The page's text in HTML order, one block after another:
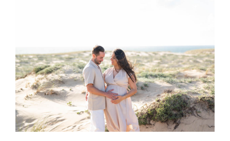
DÉCOUVRIR LE SHOOTING PHOTO